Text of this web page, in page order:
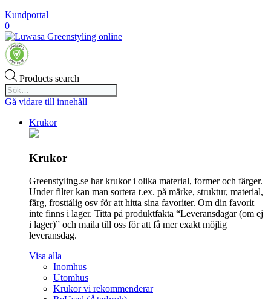
Kundportal
0
Products search
Gå vidare till innehåll
Krukor
Krukor
Greenstyling.se har krukor i olika material, former och färger.
Under filter kan man sortera t.ex. på märke, struktur, material,
färg, frosttålig osv för att hitta sina favoriter. Om din favorit
inte finns i lager. Titta på produktfakta “Leveransdagar (om ej
i lager)” och maila till oss för att få mer exakt möjlig
leveransdag.
Visa alla
Inomhus
Utomhus
Krukor vi rekommenderar